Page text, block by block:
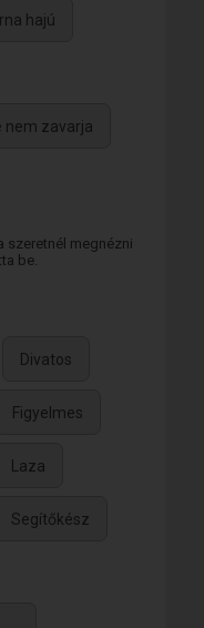
hajú
nem zavarja
szeretnél megnézni
be.
Divatos
Figyelmes
Laza
Segítőkész